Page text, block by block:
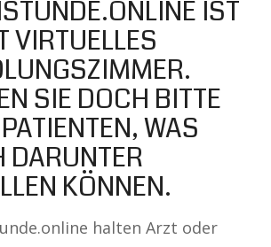
IST
VIRTUELLES
SIE DOCH BITTE
WAS
DARUNTER
KÖNNEN.
halten Arzt oder